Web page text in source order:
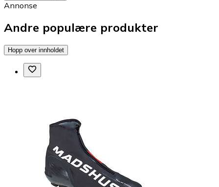
Annonse
Andre populære produkter
Hopp over innholdet